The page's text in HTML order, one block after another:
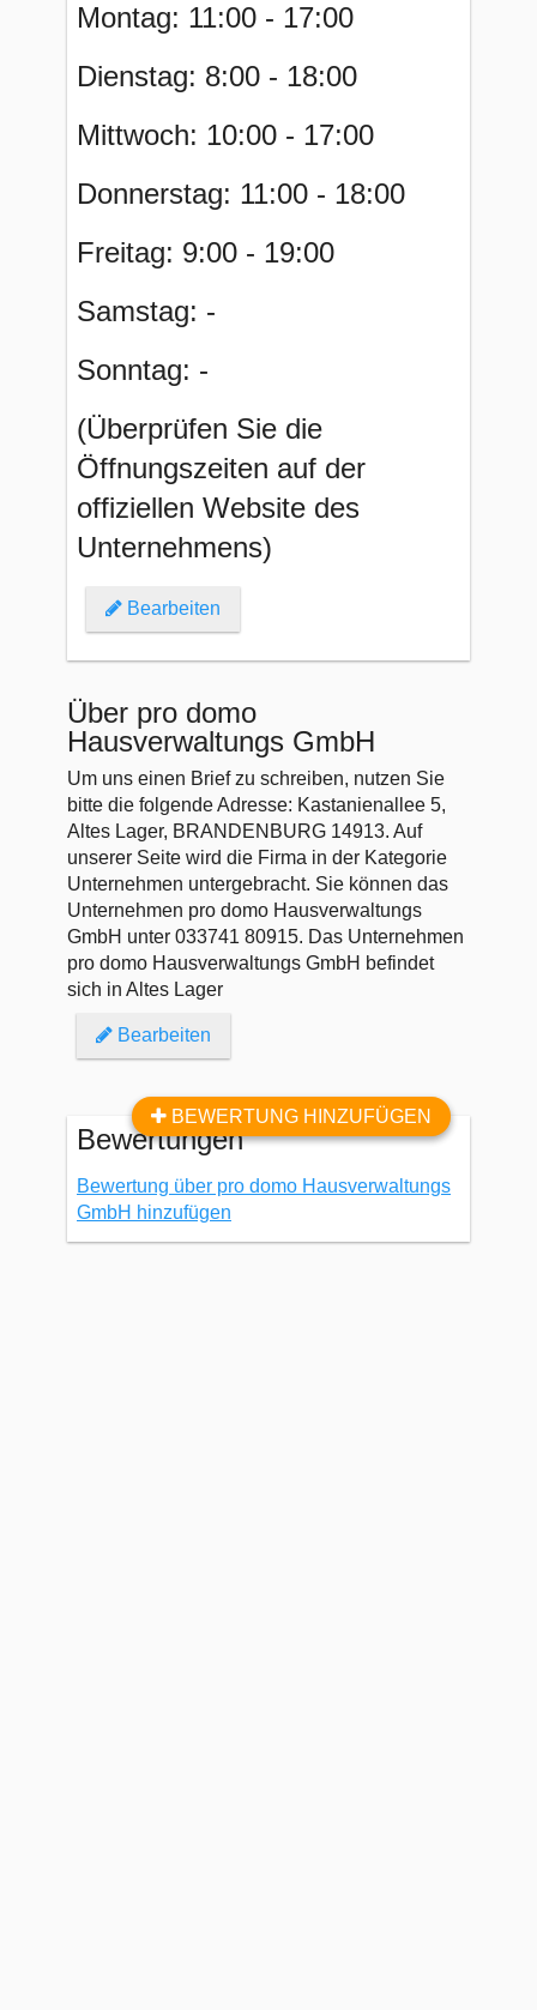
Montag: 11:00 - 17:00
Dienstag: 8:00 - 18:00
Mittwoch: 10:00 - 17:00
Donnerstag: 11:00 - 18:00
Freitag: 9:00 - 19:00
Samstag: -
Sonntag: -
(Überprüfen Sie die
Öffnungszeiten auf der
offiziellen Website des
Unternehmens)
Bearbeiten
Über pro domo
Hausverwaltungs GmbH
Um uns einen Brief zu schreiben, nutzen Sie
bitte die folgende Adresse: Kastanienallee 5,
Altes Lager, BRANDENBURG 14913. Auf
unserer Seite wird die Firma in der Kategorie
Unternehmen untergebracht. Sie können das
Unternehmen pro domo Hausverwaltungs
GmbH unter 033741 80915. Das Unternehmen
pro domo Hausverwaltungs GmbH befindet
sich in Altes Lager
Bearbeiten
BEWERTUNG HINZUFÜGEN
Bewertungen
Bewertung über pro domo Hausverwaltungs
GmbH hinzufügen